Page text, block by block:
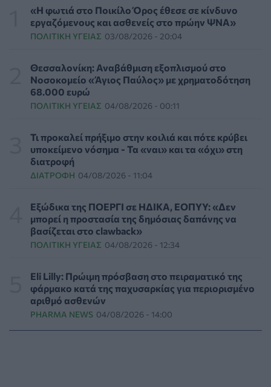
ΥΓΕΊΑ 06/08/2026 - 16:00
Εθελοντές του ΕΕΣ διέσωσαν δεκάδες οικόσιτα και
06/08/2026 - 15:42
Βίντεο από την καμπάνια Raise Her Voice για την
έγκαιρη αναγνώριση της έμφυλης βίας με έμφαση στις
ΨΥΧΙΚΉ ΥΓΕΊΑ 06/08/2026 - 15:21
Τα κουνούπια τελικά έχουν πράγματι προτιμήσεις
στους ανθρώπους - Τι έδειξε έρευνα
Θεσσαλονίκη: Νέοι ψεκασμοί κατά των κουνουπιών
σε 120.000 στρέμματα ορυζώνων στις 10, 11 και 12
Αυγούστου
ΕΔΟΕΑΠ: Συστάσεις για τις επερχόμενες ζέστες -
Πότε πρέπει να απευθυνθούμε στον γιατρό μας
ΥΓΕΊΑ 06/08/2026 - 14:17
«Η φωτιά στο Ποικίλο Όρος έθεσε σε κίνδυνο
εργαζόμενους και ασθενείς στο πρώην ΨΝΑ»
ΠΟΛΙΤΙΚΉ ΥΓΕΊΑΣ 03/08/2026 - 20:04
Θεσσαλονίκη: Αναβάθμιση εξοπλισμού στο
Νοσοκομείο «Άγιος Παύλος» με χρηματοδότηση
68.000 ευρώ
ΠΟΛΙΤΙΚΉ ΥΓΕΊΑΣ 04/08/2026 - 00:11
Τι προκαλεί πρήξιμο στην κοιλιά και πότε κρύβει
υποκείμενο νόσημα - Τα «ναι» και τα «όχι» στη
διατροφή
ΔΙΑΤΡΟΦΉ 04/08/2026 - 11:04
Εξώδικα της ΠΟΕΡΓΙ σε ΗΔΙΚΑ, ΕΟΠΥΥ: «Δεν
μπορεί η προστασία της δημόσιας δαπάνης να
βασίζεται στο clawback»
ΠΟΛΙΤΙΚΉ ΥΓΕΊΑΣ 04/08/2026 - 12:34
Eli Lilly: Πρώιμη πρόσβαση στο πειραματικό της
φάρμακο κατά της παχυσαρκίας για περιορισμένο
αριθμό ασθενών
PHARMA NEWS 04/08/2026 - 14:00